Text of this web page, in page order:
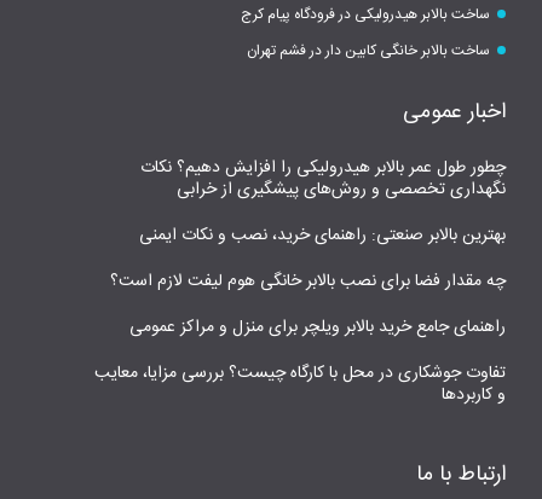
ساخت بالابر هیدرولیکی در فرودگاه پیام کرج
ساخت بالابر خانگی کابین دار در فشم تهران
اخبار عمومی
چطور طول عمر بالابر هیدرولیکی را افزایش دهیم؟ نکات
نگهداری تخصصی و روش‌های پیشگیری از خرابی
بهترین بالابر صنعتی: راهنمای خرید، نصب و نکات ایمنی
چه مقدار فضا برای نصب بالابر خانگی هوم لیفت لازم است؟
راهنمای جامع خرید بالابر ویلچر برای منزل و مراکز عمومی
تفاوت جوشکاری در محل با کارگاه چیست؟ بررسی مزایا، معایب
و کاربردها
ارتباط با ما